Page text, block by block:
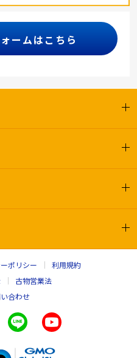
ームはこちら
ポリシー
利用規約
古物営業法
合わせ